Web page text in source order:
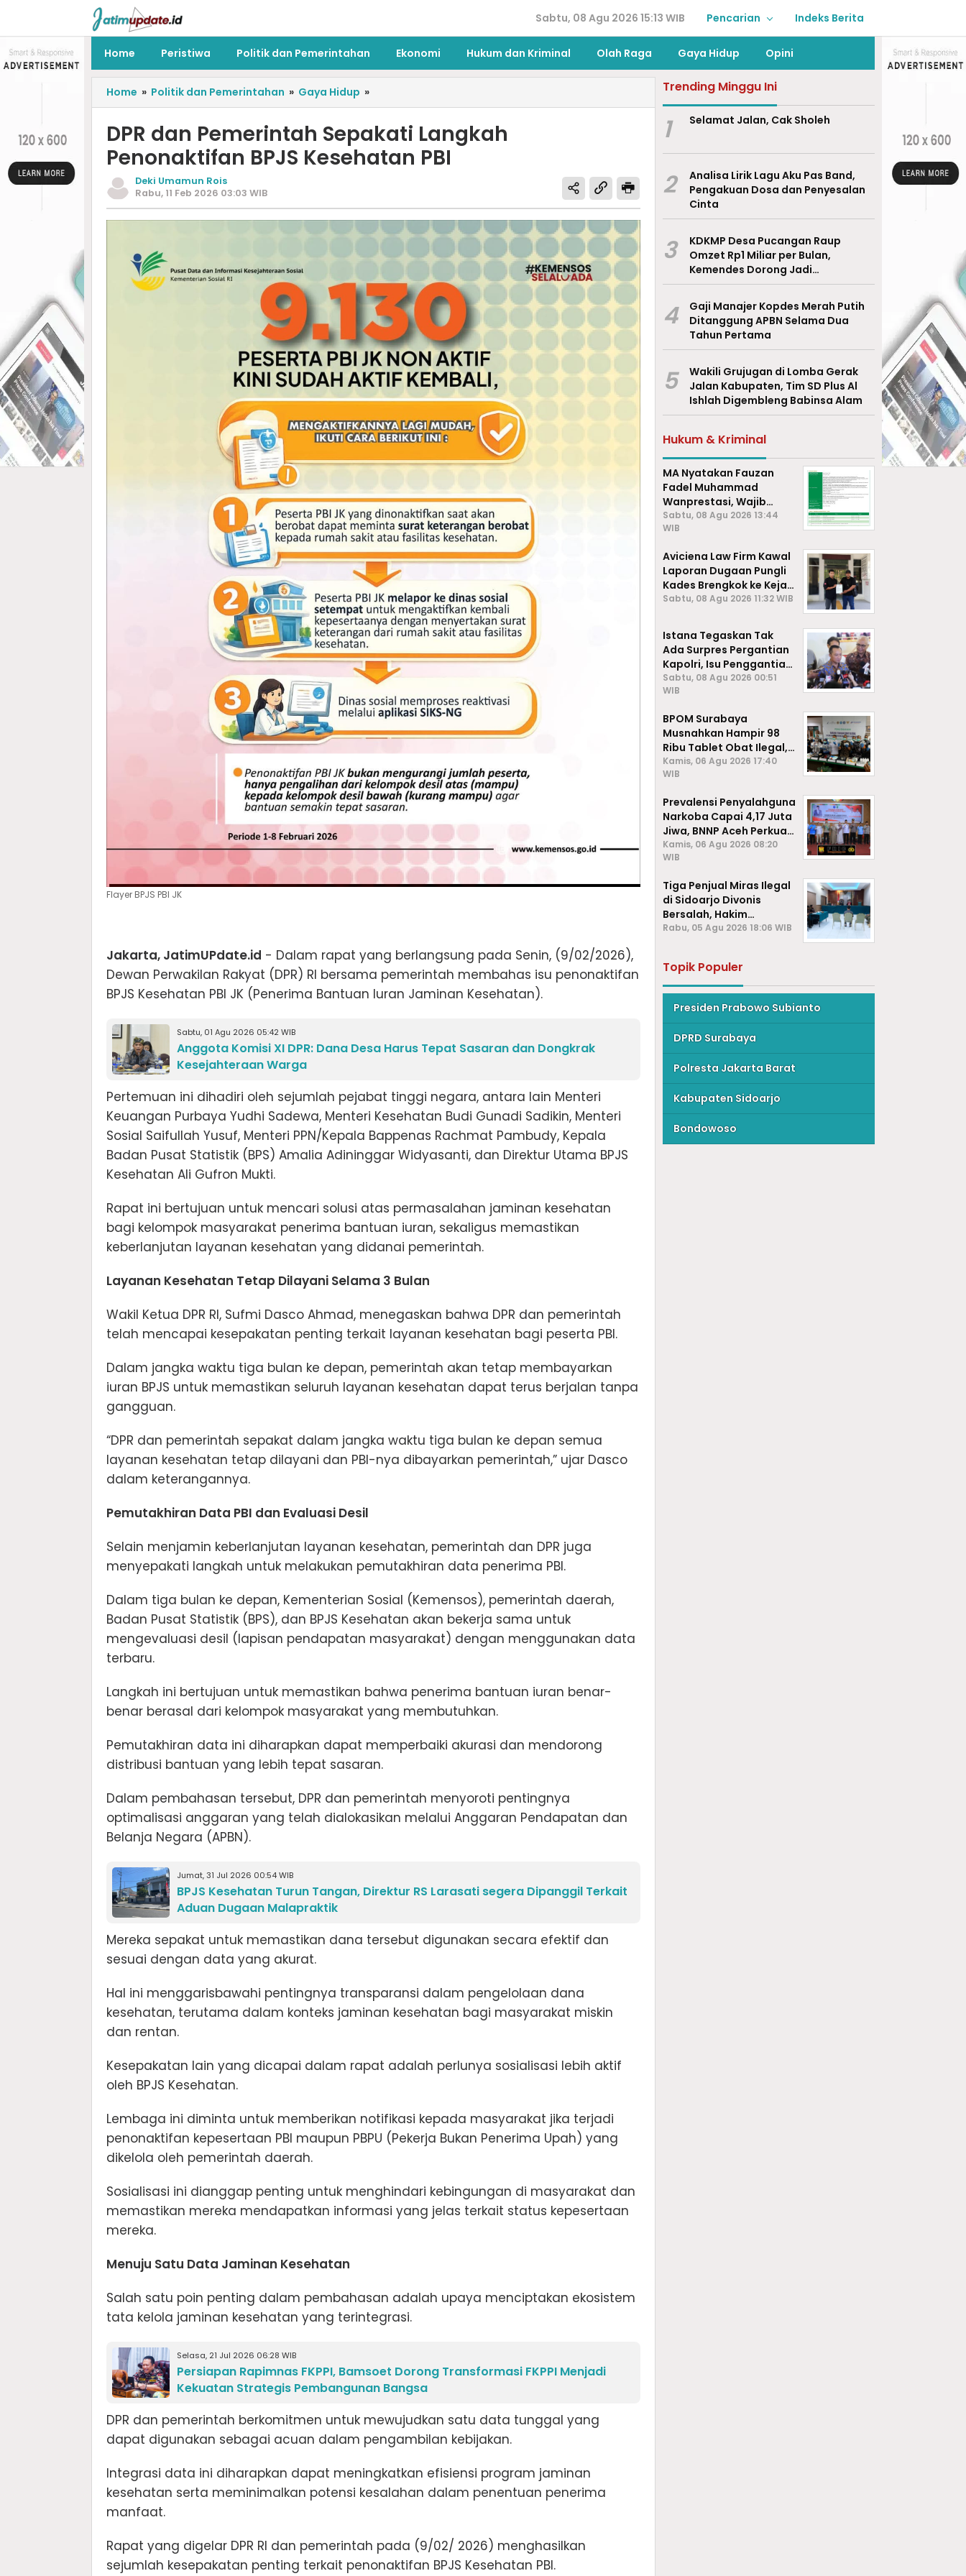
Sabtu, 08 Agu 2026 15:13 WIB Pencarian Indeks Berita
Home Peristiwa Politik dan Pemerintahan Ekonomi Hukum dan Kriminal Olah Raga Gaya Hidup Opini
Home » Politik dan Pemerintahan » Gaya Hidup »
DPR dan Pemerintah Sepakati Langkah
Penonaktifan BPJS Kesehatan PBI
Deki Umamun Rois
Rabu, 11 Feb 2026 03:03 WIB
Flayer BPJS PBI JK
Jakarta, JatimUPdate.id - Dalam rapat yang berlangsung pada Senin, (9/02/2026),
Dewan Perwakilan Rakyat (DPR) RI bersama pemerintah membahas isu penonaktifan
BPJS Kesehatan PBI JK (Penerima Bantuan Iuran Jaminan Kesehatan).
Sabtu, 01 Agu 2026 05:42 WIB
Anggota Komisi XI DPR: Dana Desa Harus Tepat Sasaran dan Dongkrak
Kesejahteraan Warga
Pertemuan ini dihadiri oleh sejumlah pejabat tinggi negara, antara lain Menteri
Keuangan Purbaya Yudhi Sadewa, Menteri Kesehatan Budi Gunadi Sadikin, Menteri
Sosial Saifullah Yusuf, Menteri PPN/Kepala Bappenas Rachmat Pambudy, Kepala
Badan Pusat Statistik (BPS) Amalia Adininggar Widyasanti, dan Direktur Utama BPJS
Kesehatan Ali Gufron Mukti.
Rapat ini bertujuan untuk mencari solusi atas permasalahan jaminan kesehatan
bagi kelompok masyarakat penerima bantuan iuran, sekaligus memastikan
keberlanjutan layanan kesehatan yang didanai pemerintah.
Layanan Kesehatan Tetap Dilayani Selama 3 Bulan
Wakil Ketua DPR RI, Sufmi Dasco Ahmad, menegaskan bahwa DPR dan pemerintah
telah mencapai kesepakatan penting terkait layanan kesehatan bagi peserta PBI.
Dalam jangka waktu tiga bulan ke depan, pemerintah akan tetap membayarkan
iuran BPJS untuk memastikan seluruh layanan kesehatan dapat terus berjalan tanpa
gangguan.
“DPR dan pemerintah sepakat dalam jangka waktu tiga bulan ke depan semua
layanan kesehatan tetap dilayani dan PBI-nya dibayarkan pemerintah,” ujar Dasco
dalam keterangannya.
Pemutakhiran Data PBI dan Evaluasi Desil
Selain menjamin keberlanjutan layanan kesehatan, pemerintah dan DPR juga
menyepakati langkah untuk melakukan pemutakhiran data penerima PBI.
Dalam tiga bulan ke depan, Kementerian Sosial (Kemensos), pemerintah daerah,
Badan Pusat Statistik (BPS), dan BPJS Kesehatan akan bekerja sama untuk
mengevaluasi desil (lapisan pendapatan masyarakat) dengan menggunakan data
terbaru.
Langkah ini bertujuan untuk memastikan bahwa penerima bantuan iuran benar-
benar berasal dari kelompok masyarakat yang membutuhkan.
Pemutakhiran data ini diharapkan dapat memperbaiki akurasi dan mendorong
distribusi bantuan yang lebih tepat sasaran.
Dalam pembahasan tersebut, DPR dan pemerintah menyoroti pentingnya
optimalisasi anggaran yang telah dialokasikan melalui Anggaran Pendapatan dan
Belanja Negara (APBN).
Jumat, 31 Jul 2026 00:54 WIB
BPJS Kesehatan Turun Tangan, Direktur RS Larasati segera Dipanggil Terkait
Aduan Dugaan Malapraktik
Mereka sepakat untuk memastikan dana tersebut digunakan secara efektif dan
sesuai dengan data yang akurat.
Hal ini menggarisbawahi pentingnya transparansi dalam pengelolaan dana
kesehatan, terutama dalam konteks jaminan kesehatan bagi masyarakat miskin
dan rentan.
Kesepakatan lain yang dicapai dalam rapat adalah perlunya sosialisasi lebih aktif
oleh BPJS Kesehatan.
Lembaga ini diminta untuk memberikan notifikasi kepada masyarakat jika terjadi
penonaktifan kepesertaan PBI maupun PBPU (Pekerja Bukan Penerima Upah) yang
dikelola oleh pemerintah daerah.
Sosialisasi ini dianggap penting untuk menghindari kebingungan di masyarakat dan
memastikan mereka mendapatkan informasi yang jelas terkait status kepesertaan
mereka.
Menuju Satu Data Jaminan Kesehatan
Salah satu poin penting dalam pembahasan adalah upaya menciptakan ekosistem
tata kelola jaminan kesehatan yang terintegrasi.
Selasa, 21 Jul 2026 06:28 WIB
Persiapan Rapimnas FKPPI, Bamsoet Dorong Transformasi FKPPI Menjadi
Kekuatan Strategis Pembangunan Bangsa
DPR dan pemerintah berkomitmen untuk mewujudkan satu data tunggal yang
dapat digunakan sebagai acuan dalam pengambilan kebijakan.
Integrasi data ini diharapkan dapat meningkatkan efisiensi program jaminan
kesehatan serta meminimalkan potensi kesalahan dalam penentuan penerima
manfaat.
Rapat yang digelar DPR RI dan pemerintah pada (9/02/ 2026) menghasilkan
sejumlah kesepakatan penting terkait penonaktifan BPJS Kesehatan PBI.
Trending Minggu Ini
1 Selamat Jalan, Cak Sholeh
2
Analisa Lirik Lagu Aku Pas Band,
Pengakuan Dosa dan Penyesalan
Cinta
3
KDKMP Desa Pucangan Raup
Omzet Rp1 Miliar per Bulan,
Kemendes Dorong Jadi
Percontohan Nasional
4
Gaji Manajer Kopdes Merah Putih
Ditanggung APBN Selama Dua
Tahun Pertama
5
Wakili Grujugan di Lomba Gerak
Jalan Kabupaten, Tim SD Plus Al
Ishlah Digembleng Babinsa Alam
Hukum & Kriminal
MA Nyatakan Fauzan
Fadel Muhammad
Wanprestasi, Wajib
Bayar Rp2,085 Miliar
Sabtu, 08 Agu 2026 13:44
WIB
Aviciena Law Firm Kawal
Laporan Dugaan Pungli
Kades Brengkok ke Kejari
Lamongan
Sabtu, 08 Agu 2026 11:32 WIB
Istana Tegaskan Tak
Ada Surpres Pergantian
Kapolri, Isu Penggantian
Listyo Sigit Dipastikan
Hoaks
Sabtu, 08 Agu 2026 00:51
WIB
BPOM Surabaya
Musnahkan Hampir 98
Ribu Tablet Obat Ilegal,
Cegah Penyalahgunaan
di Kalangan Pelajar
Kamis, 06 Agu 2026 17:40
WIB
Prevalensi Penyalahguna
Narkoba Capai 4,17 Juta
Jiwa, BNNP Aceh Perkuat
P4GN di Subulussalam
Kamis, 06 Agu 2026 08:20
WIB
Tiga Penjual Miras Ilegal
di Sidoarjo Divonis
Bersalah, Hakim
Jatuhkan Denda hingga
Rabu, 05 Agu 2026 18:06 WIB
Topik Populer
Presiden Prabowo Subianto
DPRD Surabaya
Polresta Jakarta Barat
Kabupaten Sidoarjo
Bondowoso